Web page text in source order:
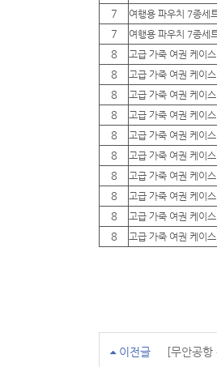
7
여행용 파우치 7종세
7
여행용 파우치 7종세
8
고급 가죽 여권 케이
8
고급 가죽 여권 케이
8
고급 가죽 여권 케이
8
고급 가죽 여권 케이
8
고급 가죽 여권 케이
8
고급 가죽 여권 케이
8
고급 가죽 여권 케이
8
고급 가죽 여권 케이
8
고급 가죽 여권 케이
8
고급 가죽 여권 케이
이전글 [무안공